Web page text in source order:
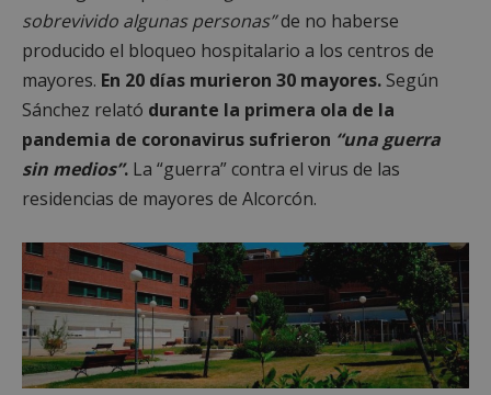
sobrevivido algunas personas”de no haberse
producido el bloqueo hospitalario a los centros de
mayores. En 20 días murieron 30 mayores. Según
Sánchez relató durante la primera ola de la
pandemia de coronavirus sufrieron “una guerra
sin medios”. La “guerra” contra el virus de las
residencias de mayores de Alcorcón.